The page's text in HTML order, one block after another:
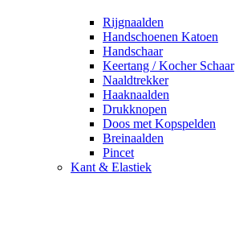
Rijgnaalden
Handschoenen Katoen
Handschaar
Keertang / Kocher Schaar
Naaldtrekker
Haaknaalden
Drukknopen
Doos met Kopspelden
Breinaalden
Pincet
Kant & Elastiek